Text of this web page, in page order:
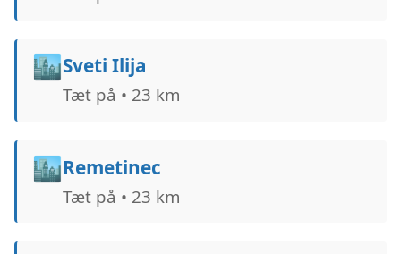
🏙️Sveti Ilija
Tæt på • 23 km
🏙️Remetinec
Tæt på • 23 km